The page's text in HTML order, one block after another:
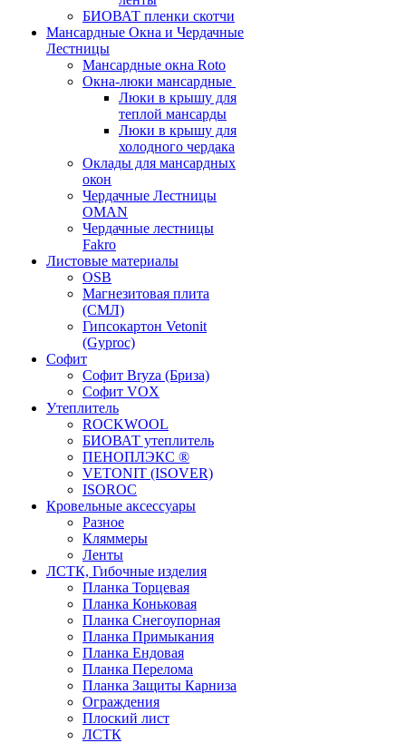
БИОВАТ пленки скотчи
Мансардные Окна и Чердачные
Лестницы
Мансардные окна Roto
Окна-люки мансардные
Люки в крышу для
теплой мансарды
Люки в крышу для
холодного чердака
Оклады для мансардных
окон
Чердачные Лестницы
OMAN
Чердачные лестницы
Fakro
Листовые материалы
OSB
Магнезитовая плита
(СМЛ)
Гипсокартон Vetonit
(Gyproc)
Софит
Софит Bryza (Бриза)
Софит VOX
Утеплитель
ROCKWOOL
БИОВАТ утеплитель
ПЕНОПЛЭКС ®
VETONIT (ISOVER)
ISOROC
Кровельные аксессуары
Разное
Кляммеры
Ленты
ЛСТК, Гибочные изделия
Планка Торцевая
Планка Коньковая
Планка Снегоупорная
Планка Примыкания
Планка Ендовая
Планка Перелома
Планка Защиты Карниза
Ограждения
Плоский лист
ЛСТК